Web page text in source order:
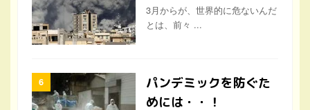
3月からが、世界的に危ないんだ
とは、前々 ...
パンデミックを防ぐた
めには・・！